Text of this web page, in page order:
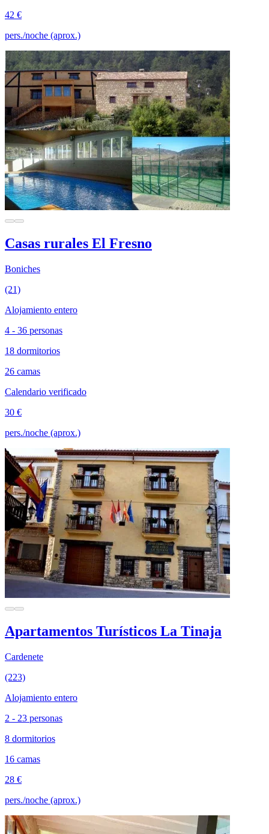
42 €
pers./noche (aprox.)
Casas rurales El Fresno
Boniches
(21)
Alojamiento entero
4 - 36 personas
18 dormitorios
26 camas
Calendario verificado
30 €
pers./noche (aprox.)
Apartamentos Turísticos La Tinaja
Cardenete
(223)
Alojamiento entero
2 - 23 personas
8 dormitorios
16 camas
28 €
pers./noche (aprox.)